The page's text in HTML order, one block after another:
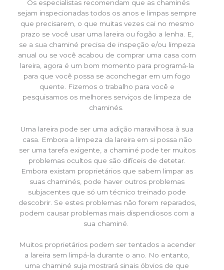
Os especialistas recomendam que as chaminés
sejam inspecionadas todos os anos e limpas sempre
que precisarem, o que muitas vezes cai no mesmo
prazo se você usar uma lareira ou fogão a lenha. E,
se a sua chaminé precisa de inspeção e/ou limpeza
anual ou se você acabou de comprar uma casa com
lareira, agora é um bom momento para programá-la
para que você possa se aconchegar em um fogo
quente. Fizemos o trabalho para você e
pesquisamos os melhores serviços de limpeza de
chaminés.
Uma lareira pode ser uma adição maravilhosa à sua
casa. Embora a limpeza da lareira em si possa não
ser uma tarefa exigente, a chaminé pode ter muitos
problemas ocultos que são difíceis de detetar.
Embora existam proprietários que sabem limpar as
suas chaminés, pode haver outros problemas
subjacentes que só um técnico treinado pode
descobrir. Se estes problemas não forem reparados,
podem causar problemas mais dispendiosos com a
sua chaminé.
Muitos proprietários podem ser tentados a acender
a lareira sem limpá-la durante o ano. No entanto,
uma chaminé suja mostrará sinais óbvios de que